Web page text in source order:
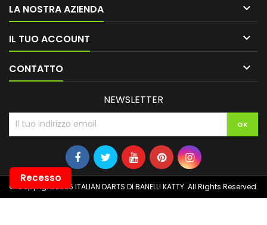
LA NOSTRA AZIENDA 
IL TUO ACCOUNT 
CONTATTO 
NEWSLETTER
© Copyright 2026 ITALIAN DARTS DI BANELLI KATTY. All Rights Reserved.
Recesso